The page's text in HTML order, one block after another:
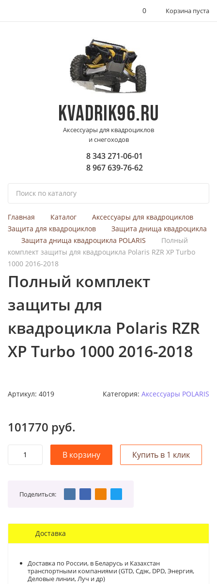
0 Корзина пуста
KVADRIK96.RU
Аксессуары для квадроциклов
и снегоходов
а
о
у
8 343 271-06-01
8 967 639-76-62
Главная Каталог
Аксессуары для квадроциклов
Защита для квадроциклов
Защита днища квадроцикла
Защита днища квадроцикла POLARIS
Полный
комплект защиты для квадроцикла Polaris RZR XP Turbo
1000 2016-2018
Полный комплект
защиты для
квадроцикла Polaris RZR
XP Turbo 1000 2016-2018
Артикул: 4019 Категория: Аксессуары POLARIS
101770 руб.
Поделиться:
Доставка
Доставка по России, в Беларусь и Казахстан
транспортными компаниями (GTD, Сдэк, DPD, Энергия,
Деловые линии, Луч и др)